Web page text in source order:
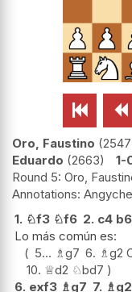
 
Oro, Faustino 2547
Eduardo 2663
1-
Round 5: Oro,
1. ♘f3 ♘f6 2. c4 b6
Lo más común es:
5... ♗g7 6. ♗g2
10. ♕d2 ♘bd7
6. exf3 ♗ g7 7. ♗ g2